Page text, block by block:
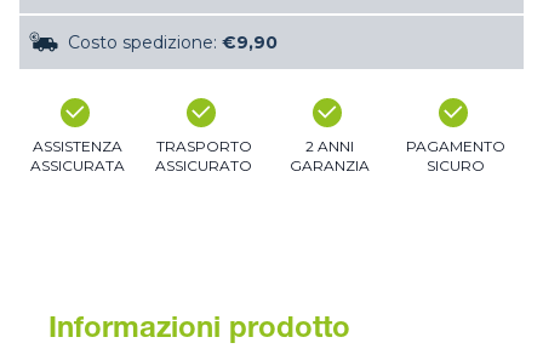
Costo spedizione: €9,90
ASSISTENZA
ASSICURATA
TRASPORTO
ASSICURATO
2 ANNI
GARANZIA
PAGAMENTO
SICURO
Informazioni prodotto